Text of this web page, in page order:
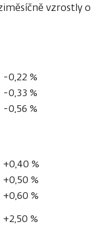
vzrostly o
-0,22 %
-0,33 %
-0,56 %
+0,40 %
+0,50 %
+0,60 %
+2,50 %